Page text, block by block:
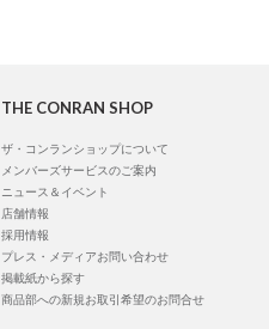
THE CONRAN SHOP
ザ・コンランショップについて
メンバーズサービスのご案内
ニュース＆イベント
店舗情報
採用情報
プレス・メディアお問い合わせ
掲載紙から探す
商品部への新規お取引希望のお問合せ